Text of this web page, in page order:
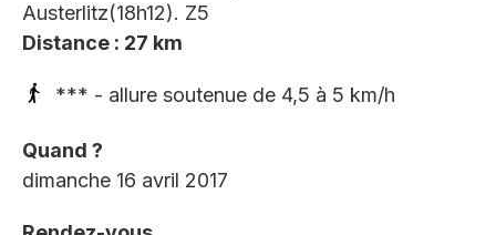
Austerlitz(18h12). Z5
Distance : 27 km
*** - allure soutenue de 4,5 à 5 km/h
Quand ?
dimanche 16 avril 2017